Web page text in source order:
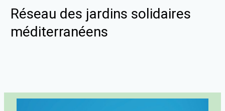
Réseau des jardins solidaires
méditerranéens